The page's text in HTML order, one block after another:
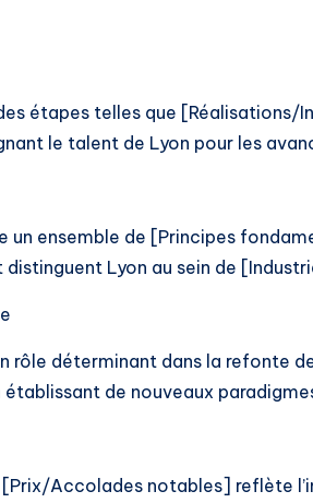
étapes telles que [Réalisations/
le talent de Lyon pour les
un ensemble de [Principes
Lyon au sein de
rôle déterminant dans la refonte
établissant de nouveaux
Accolades notables] reflète